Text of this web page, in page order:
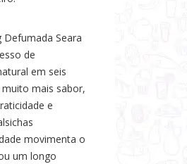
Defumada Seara
de
em seis
mais sabor,
e
movimenta o
um longo